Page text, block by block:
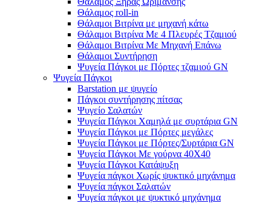
Θάλαμος roll-in
Θάλαμοι Βιτρίνα με μηχανή κάτω
Θάλαμοι Βιτρίνα Με 4 Πλευρές Τζαμιού
Θάλαμοι Βιτρίνα Με Μηχανή Επάνω
Θάλαμοι Συντήρηση
Ψυγεία Πάγκοι με Πόρτες τζαμιού GN
Ψυγεία Πάγκοι
Barstation με ψυγείο
Πάγκοι συντήρησης πίτσας
Ψυγείο Σαλατών
Ψυγεία Πάγκοι Χαμηλά με συρτάρια GN
Ψυγεία Πάγκοι με Πόρτες μεγάλες
Ψυγεία Πάγκοι με Πόρτες/Συρτάρια GN
Ψυγεία Πάγκοι Με γούρνα 40Χ40
Ψυγεία Πάγκοι Κατάψυξη
Ψυγεία πάγκοι Χωρίς ψυκτικό μηχάνημα
Ψυγεία πάγκοι Σαλατών
Ψυγεία πάγκοι με ψυκτικό μηχάνημα